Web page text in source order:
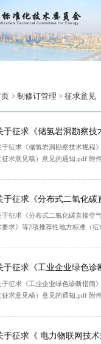
> 制修订管理 > 征求意见
于征求《储氢岩洞勘察技术规程
征求意见稿）意见的通知.pdf 附件1 储氢岩洞勘察技
.doc
于征求《分布式二氧化碳直接空
要求》等2项推荐性地方标准（征
要求（征求意见稿）.docx 附件2 压缩空气储能电站
术监督规范 第2部分：化学监督
件3 地方标准征求意见表.docx
于征求《工业企业绿色诊断指南
征求意见稿）意见的通知.pdf 附件1 工业企业绿色诊
.docx